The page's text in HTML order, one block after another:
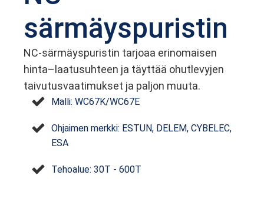
särmäyspuristin
NC-särmäyspuristin tarjoaa erinomaisen
hinta–laatusuhteen ja täyttää ohutlevyjen
taivutusvaatimukset ja paljon muuta.
Malli: WC67K/WC67E
Ohjaimen merkki: ESTUN, DELEM, CYBELEC,
ESA
Tehoalue: 30T - 600T